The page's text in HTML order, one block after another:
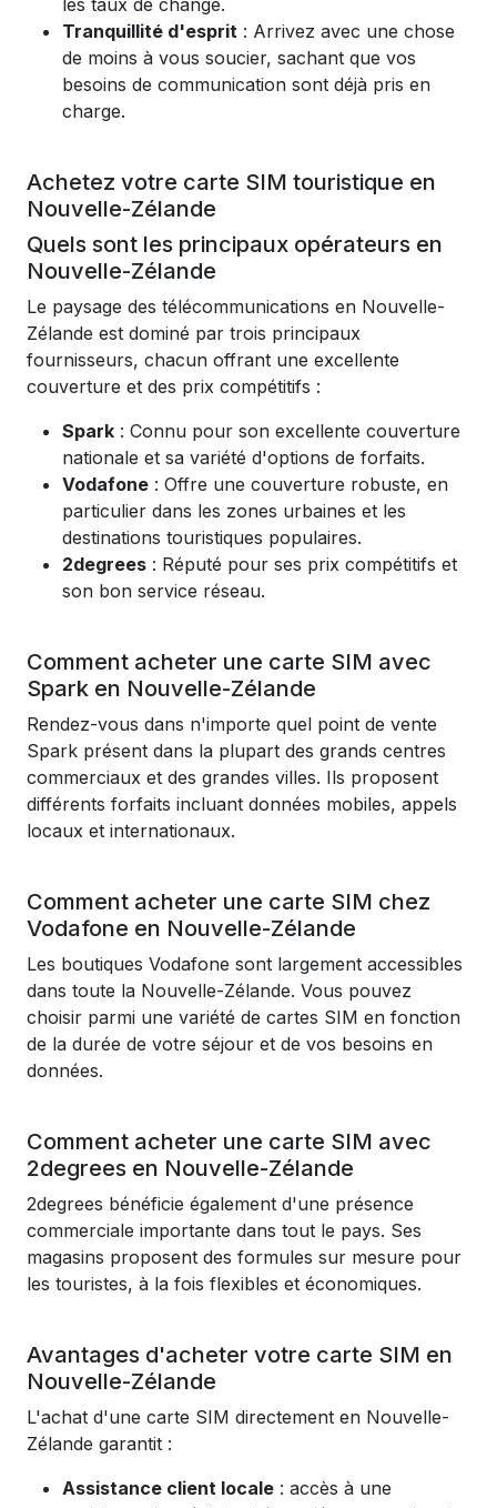
les taux de change.
Tranquillité d'esprit : Arrivez avec une chose
de moins à vous soucier, sachant que vos
besoins de communication sont déjà pris en
charge.
Achetez votre carte SIM touristique en
Nouvelle-Zélande
Quels sont les principaux opérateurs en
Nouvelle-Zélande
Le paysage des télécommunications en Nouvelle-
Zélande est dominé par trois principaux
fournisseurs, chacun offrant une excellente
couverture et des prix compétitifs :
Spark : Connu pour son excellente couverture
nationale et sa variété d'options de forfaits.
Vodafone : Offre une couverture robuste, en
particulier dans les zones urbaines et les
destinations touristiques populaires.
2degrees : Réputé pour ses prix compétitifs et
son bon service réseau.
Comment acheter une carte SIM avec
Spark en Nouvelle-Zélande
Rendez-vous dans n'importe quel point de vente
Spark présent dans la plupart des grands centres
commerciaux et des grandes villes. Ils proposent
différents forfaits incluant données mobiles, appels
locaux et internationaux.
Comment acheter une carte SIM chez
Vodafone en Nouvelle-Zélande
Les boutiques Vodafone sont largement accessibles
dans toute la Nouvelle-Zélande. Vous pouvez
choisir parmi une variété de cartes SIM en fonction
de la durée de votre séjour et de vos besoins en
données.
Comment acheter une carte SIM avec
2degrees en Nouvelle-Zélande
2degrees bénéficie également d'une présence
commerciale importante dans tout le pays. Ses
magasins proposent des formules sur mesure pour
les touristes, à la fois flexibles et économiques.
Avantages d'acheter votre carte SIM en
Nouvelle-Zélande
L'achat d'une carte SIM directement en Nouvelle-
Zélande garantit :
Assistance client locale : accès à une